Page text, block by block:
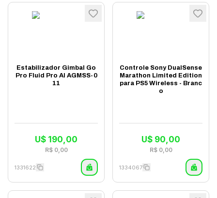
Estabilizador Gimbal Go
Pro Fluid Pro AI AGMSS-0
11
U$ 190,00
R$ 0,00
1331622
Controle Sony DualSense
Marathon Limited Edition
para PS5 Wireless - Branc
o
U$ 90,00
R$ 0,00
1334067